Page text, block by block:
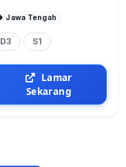
Jawa Tengah
D3 S1
Lamar
Sekarang